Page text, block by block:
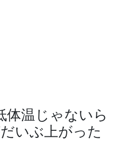
体温じゃないら
いぶ上がった